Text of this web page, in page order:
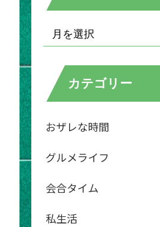
カテゴリー
おザレな時間
グルメライフ
会合タイム
私生活